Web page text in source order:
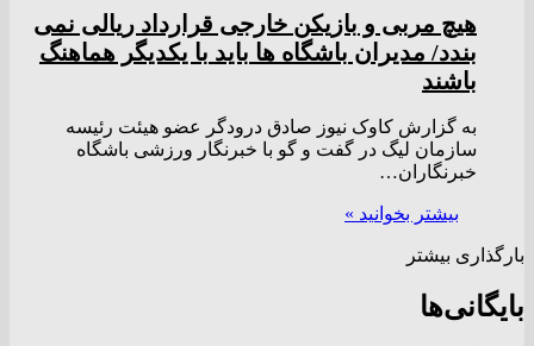
هیچ مربی و بازیکن خارجی قرارداد ریالی نمی
بندد/ مدیران باشگاه ها باید با یکدیگر هماهنگ
باشند
به گزارش کاوک نیوز صادق درودگر عضو هیئت رئیسه
سازمان لیگ در گفت و گو با خبرنگار ورزشی باشگاه
خبرنگاران…
بیشتر بخوانید »
بارگذاری بیشتر
بایگانی‌ها